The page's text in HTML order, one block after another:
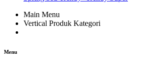
Main Menu
Vertical Produk Kategori
Menu